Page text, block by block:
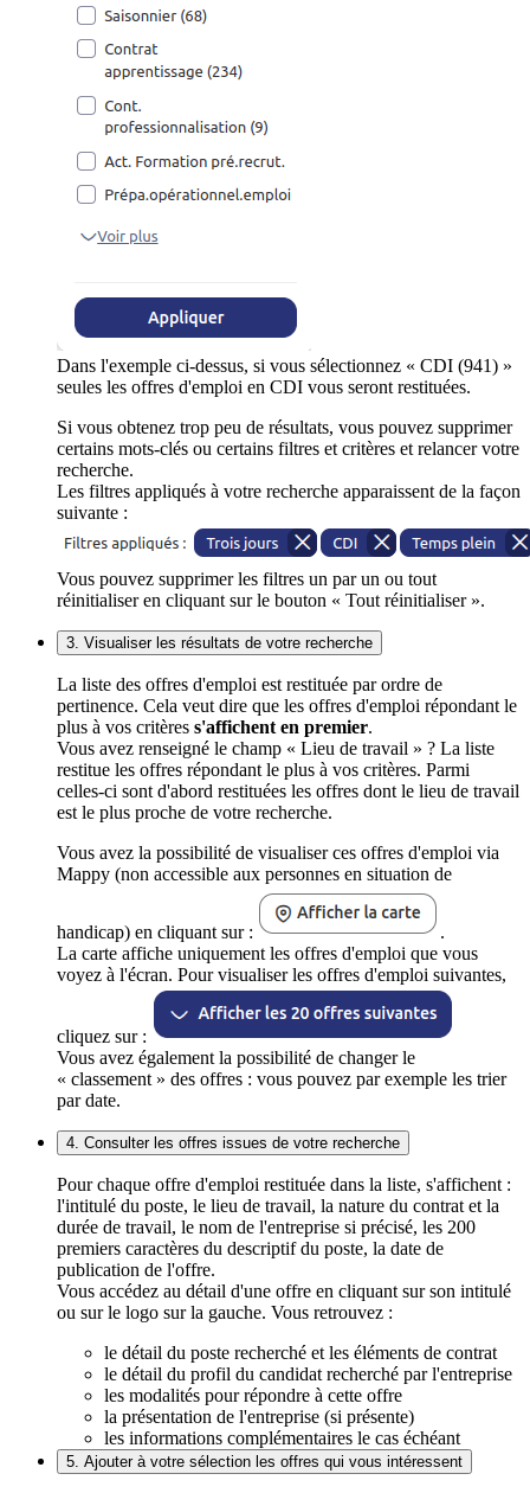
Dans l'exemple ci-dessus, si vous sélectionnez « CDI (941) »
seules les offres d'emploi en CDI vous seront restituées.
Si vous obtenez trop peu de résultats, vous pouvez supprimer
certains mots-clés ou certains filtres et critères et relancer votre
recherche.
Les filtres appliqués à votre recherche apparaissent de la façon
suivante :
Vous pouvez supprimer les filtres un par un ou tout
réinitialiser en cliquant sur le bouton « Tout réinitialiser ».
3. Visualiser les résultats de votre recherche
La liste des offres d'emploi est restituée par ordre de
pertinence. Cela veut dire que les offres d'emploi répondant le
plus à vos critères s'affichent en premier.
Vous avez renseigné le champ « Lieu de travail » ? La liste
restitue les offres répondant le plus à vos critères. Parmi
celles-ci sont d'abord restituées les offres dont le lieu de travail
est le plus proche de votre recherche.
Vous avez la possibilité de visualiser ces offres d'emploi via
Mappy (non accessible aux personnes en situation de
handicap) en cliquant sur :
.
La carte affiche uniquement les offres d'emploi que vous
voyez à l'écran. Pour visualiser les offres d'emploi suivantes,
cliquez sur :
Vous avez également la possibilité de changer le
« classement » des offres : vous pouvez par exemple les trier
par date.
4. Consulter les offres issues de votre recherche
Pour chaque offre d'emploi restituée dans la liste, s'affichent :
l'intitulé du poste, le lieu de travail, la nature du contrat et la
durée de travail, le nom de l'entreprise si précisé, les 200
premiers caractères du descriptif du poste, la date de
publication de l'offre.
Vous accédez au détail d'une offre en cliquant sur son intitulé
ou sur le logo sur la gauche. Vous retrouvez :
le détail du poste recherché et les éléments de contrat
le détail du profil du candidat recherché par l'entreprise
les modalités pour répondre à cette offre
la présentation de l'entreprise (si présente)
les informations complémentaires le cas échéant
5. Ajouter à votre sélection les offres qui vous intéressent